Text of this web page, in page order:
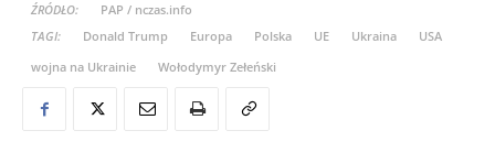
ŹRÓDŁO:
PAP / nczas.info
TAGI:
Donald Trump Europa Polska UE Ukraina
USA
wojna na Ukrainie
Wołodymyr Zełeński